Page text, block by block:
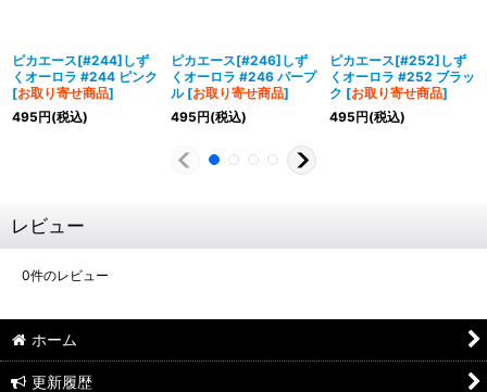
ピカエース[#244]しず
くオーロラ #244 ピンク
[お取り寄せ商品]
495円(税込)
ピカエース[#246]しず
くオーロラ #246 パープ
ル [お取り寄せ商品]
495円(税込)
ピカエース[#252]しず
くオーロラ #252 ブラッ
ク [お取り寄せ商品]
495円(税込)
レビュー
0件のレビュー
ホーム
更新履歴